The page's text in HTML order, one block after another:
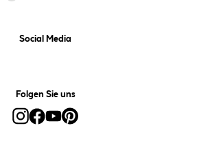
Social Media
Folgen Sie uns